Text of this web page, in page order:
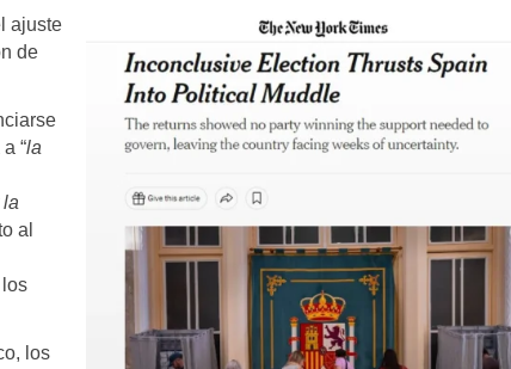
ajuste
de
“la
al
los